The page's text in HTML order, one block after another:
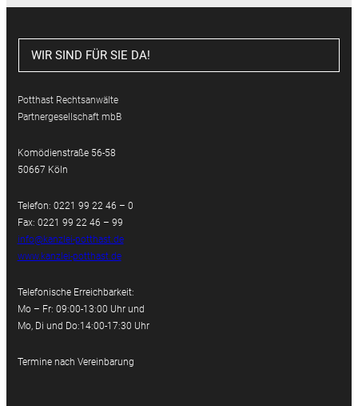
WIR SIND FÜR SIE DA!
Potthast Rechtsanwälte
Partnergesellschaft mbB
Komödienstraße 56-58
50667 Köln
Telefon: 0221 99 22 46 – 0
Fax: 0221 99 22 46 – 99
info@kanzlei-potthast.de
www.kanzlei-potthast.de
Telefonische Erreichbarkeit:
Mo – Fr: 09:00-13:00 Uhr und
Mo, Di und Do:14:00-17:30 Uhr
Termine nach Vereinbarung